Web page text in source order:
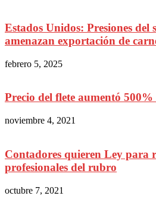
Estados Unidos: Presiones del
amenazan exportación de
febrero 5, 2025
Precio del flete aumentó
noviembre 4, 2021
Contadores quieren Ley para
profesionales del rubro
octubre 7, 2021